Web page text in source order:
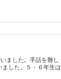
ました。手話を難し
ました。５・６年生は